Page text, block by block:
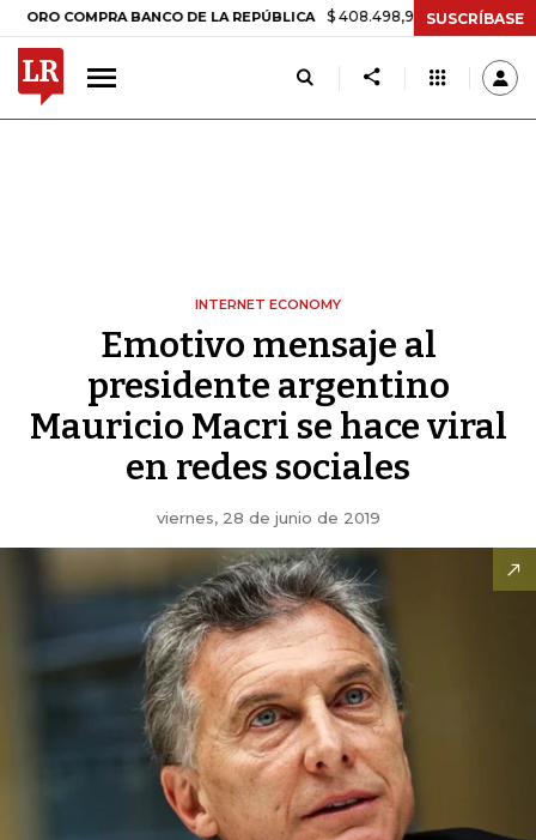
COMPRA BANCO DE LA REPÚBLICA $ 408.498,97 +$ 8.753,81 +2,19%
SUSCRÍBASE
INTERNET ECONOMY
Emotivo mensaje al
presidente argentino
Mauricio Macri se hace viral
en redes sociales
viernes, 28 de junio de 2019